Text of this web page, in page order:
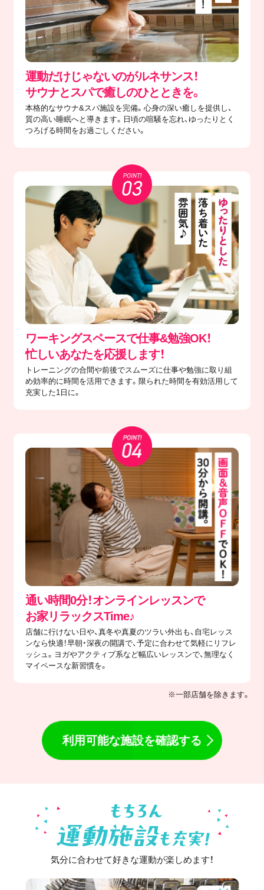
運動だけじゃないのがルネサンス！
サウナとスパで癒しのひとときを。
本格的なサウナ&スパ施設を完備。心身の深い癒しを提供し、
質の高い睡眠へと導きます。日頃の喧騒を忘れ、ゆったりとく
つろげる時間をお過ごしください。
ワーキングスペースで仕事&勉強OK！
忙しいあなたを応援します！
トレーニングの合間や前後でスムーズに仕事や勉強に取り組
め効率的に時間を活用できます。限られた時間を有効活用して
充実した1日に。
通い時間0分！オンラインレッスンで
​お家リラックスTime♪
店舗に行けない日や、真冬や真夏のツラい外出も、自宅レッス
ンなら快適！早朝・深夜の開講で、予定に合わせて気軽にリフレ
ッシュ。ヨガやアクティブ系など幅広いレッスンで、無理なく
マイペースな新習慣を。
※一部店舗を除きます。
利用可能な施設を確認する
気分に合わせて好きな運動が楽しめます！